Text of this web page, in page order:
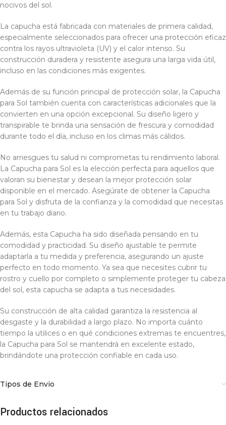
nocivos del sol.
La capucha está fabricada con materiales de primera calidad,
especialmente seleccionados para ofrecer una protección eficaz
contra los rayos ultravioleta (UV) y el calor intenso. Su
construcción duradera y resistente asegura una larga vida útil,
incluso en las condiciones más exigentes.
Además de su función principal de protección solar, la Capucha
para Sol también cuenta con características adicionales que la
convierten en una opción excepcional. Su diseño ligero y
transpirable te brinda una sensación de frescura y comodidad
durante todo el día, incluso en los climas más cálidos.
No arriesgues tu salud ni comprometas tu rendimiento laboral.
La Capucha para Sol es la elección perfecta para aquellos que
valoran su bienestar y desean la mejor protección solar
disponible en el mercado. Asegúrate de obtener la Capucha
para Sol y disfruta de la confianza y la comodidad que necesitas
en tu trabajo diario.
Además, esta Capucha ha sido diseñada pensando en tu
comodidad y practicidad. Su diseño ajustable te permite
adaptarla a tu medida y preferencia, asegurando un ajuste
perfecto en todo momento. Ya sea que necesites cubrir tu
rostro y cuello por completo o simplemente proteger tu cabeza
del sol, esta capucha se adapta a tus necesidades.
Su construcción de alta calidad garantiza la resistencia al
desgaste y la durabilidad a largo plazo. No importa cuánto
tiempo la utilices o en qué condiciones extremas te encuentres,
la Capucha para Sol se mantendrá en excelente estado,
brindándote una protección confiable en cada uso.
Tipos de Envio
Productos relacionados